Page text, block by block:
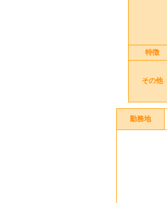
特徴
その他
勤務地